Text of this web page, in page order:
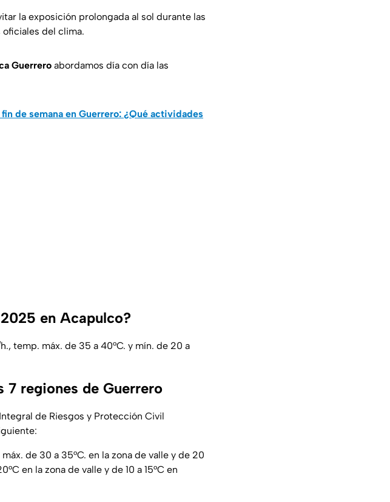
la exposición prolongada al sol durante las
del clima.
Guerrero abordamos día con día las
de semana en Guerrero: ¿Qué actividades
en Acapulco?
temp. máx. de 35 a 40°C. y mín. de 20 a
regiones de Guerrero
de Riesgos y Protección Civil
de 30 a 35°C. en la zona de valle y de 20
en la zona de valle y de 10 a 15°C en